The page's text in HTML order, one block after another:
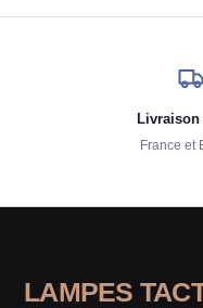
Livraison
France et
LAMPES